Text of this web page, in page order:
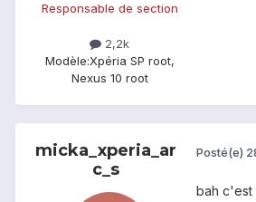
Responsable de section
2,2k
Modèle:Xpéria SP root,
Nexus 10 root
micka_xperia_ar
c_s
Posté(e)
bah c'est